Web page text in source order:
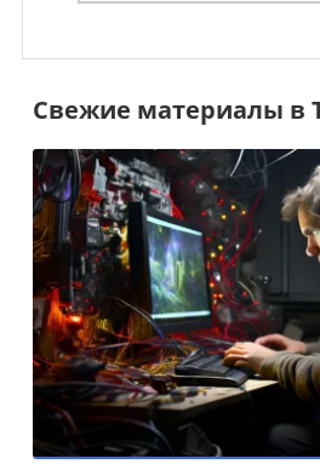
Свежие материалы в